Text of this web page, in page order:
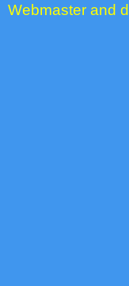
Webmaster and